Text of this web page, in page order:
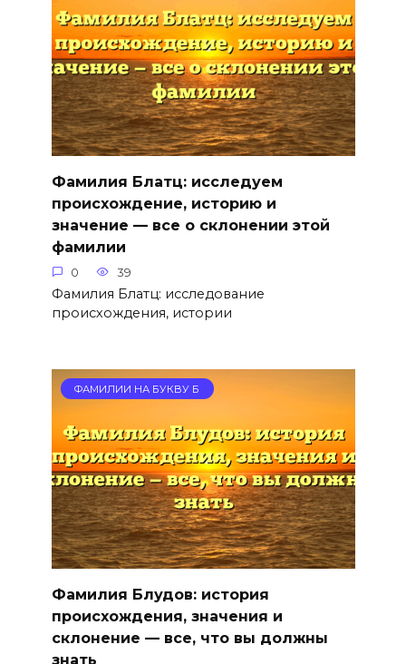
Фамилия Блатц: исследуем
происхождение, историю и
значение — все о склонении этой
фамилии
0 39
Фамилия Блатц: исследование
происхождения, истории
ФАМИЛИИ НА БУКВУ Б
Фамилия Блудов: история
происхождения, значения и
склонение — все, что вы должны
знать